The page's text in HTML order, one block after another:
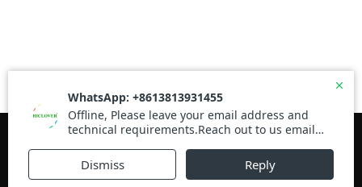
RifeWordPress Theme ♥ Proudly built by
Apollo13Themes- Edit this text